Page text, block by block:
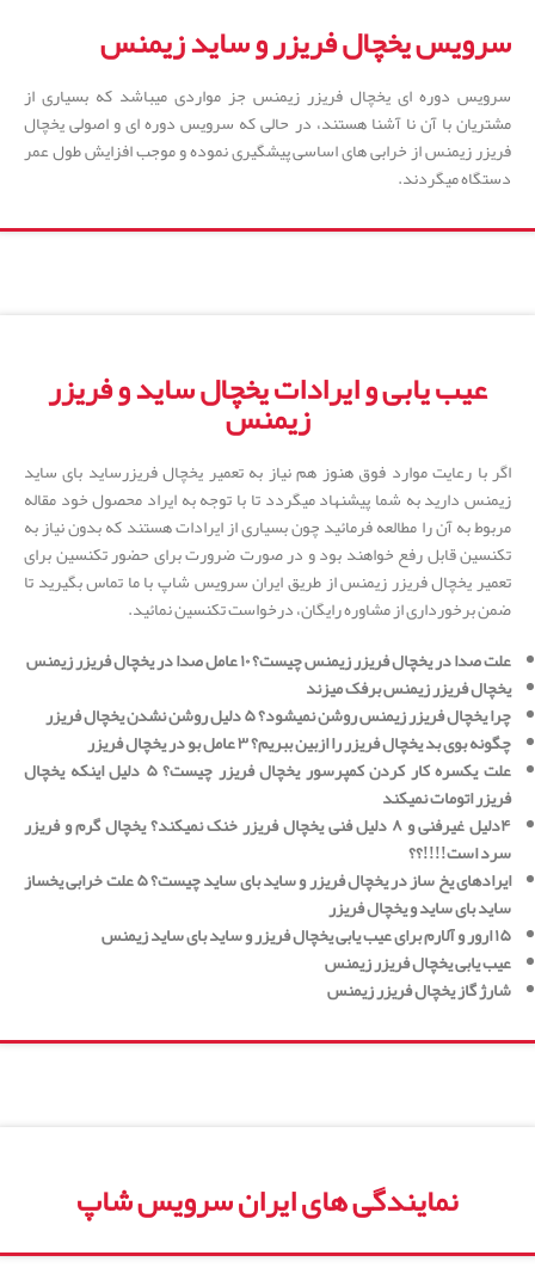
سرویس یخچال فریزر و ساید زیمنس
سرویس دوره ای یخچال فریزر زیمنس جز مواردی میباشد که بسیاری از
مشتریان با آن نا آشنا هستند، در حالی که سرویس دوره ای و اصولی یخچال
فریزر زیمنس از خرابی های اساسی پیشگیری نموده و موجب افزایش طول عمر
دستگاه میگردند.
عیب یابی و ایرادات یخچال ساید و فریزر
زیمنس
اگر با رعایت موارد فوق هنوز هم نیاز به تعمیر یخچال فریزرساید بای ساید
زیمنس دارید به شما پیشنهاد میگردد تا با توجه به ایراد محصول خود مقاله
مربوط به آن را مطالعه فرمائید چون بسیاری از ایرادات هستند که بدون نیاز به
تکنسین قابل رفع خواهند بود و در صورت ضرورت برای حضور تکنسین برای
تعمیر یخچال فریزر زیمنس از طریق ایران سرویس شاپ با ما تماس بگیرید تا
ضمن برخورداری از مشاوره رایگان، درخواست تکنسین نمائید.
علت صدا در یخچال فریزر زیمنس چیست؟ ۱۰ عامل صدا در یخچال فریزر زیمنس
یخچال فریزر زیمنس برفک میزند
چرا یخچال فریزر زیمنس روشن نمیشود؟۵دلیل روشن نشدن یخچال فریزر
چگونه بوی بد یخچال فریزر را ازبین ببریم؟ ۳ عامل بو در یخچال فریزر
علت یکسره کار کردن کمپرسور یخچال فریزر چیست؟ ۵ دلیل اینکه یخچال
فریزر اتومات نمیکند
۴دلیل غیرفنی و ۸ دلیل فنی یخچال فریزر خنک نمیکند؟ یخچال گرم و فریزر
سرد است!!!!؟؟
ایرادهای یخ ساز در یخچال فریزر و ساید بای ساید چیست؟ ۵ علت خرابی یخساز
ساید بای ساید و یخچال فریزر
۱۵ ارور و آلارم برای عیب یابی یخچال فریزر و ساید بای ساید زیمنس
عیب یابی یخچال فریزر زیمنس
شارژ گاز یخچال فریزر زیمنس
نمایندگی های ایران سرویس شاپ